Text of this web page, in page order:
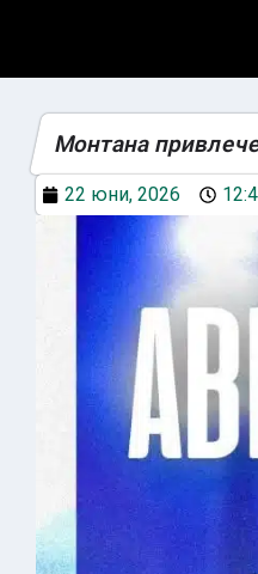
Монтана
22 юни, 2026